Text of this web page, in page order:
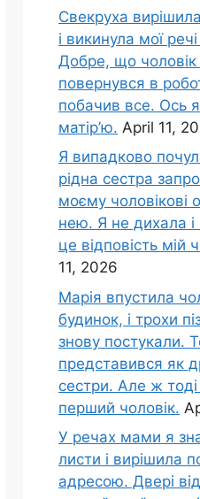
Свекруха
і викинула мої
Добре, що
повернувся в
побачив все. Ось
матір’ю. April 11,
Я випадково
рідна сестра
моєму чоловікові
нею. Я не дихала
це відповість мій
11, 2026
Марія впустила
будинок, і трохи
знову постукали.
представився як
сестри. Але ж
перший чоловік.
У речах мами я
листи і вирішила
адресою. Двері